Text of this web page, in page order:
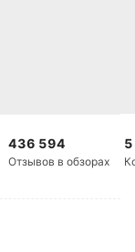
436 594
Отзывов в обзорах